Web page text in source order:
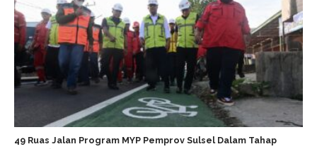
49 Ruas Jalan Program MYP Pemprov Sulsel Dalam Tahap